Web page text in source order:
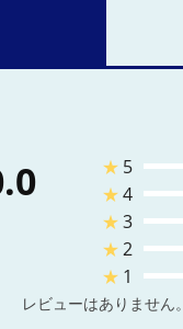
★ 5
★4
★3
★2
★ 1
レビューはありません。